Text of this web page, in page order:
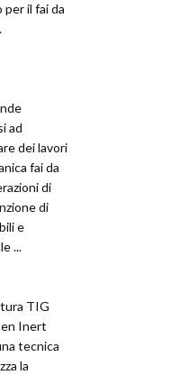
per il fai da
ad
dei lavori
fai da
di
di
e
...
TIG
Inert
tecnica
la